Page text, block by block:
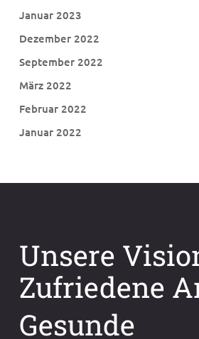
Januar 2023
Dezember 2022
September 2022
März 2022
Februar 2022
Januar 2022
Unsere
Zufriedene
Gesunde